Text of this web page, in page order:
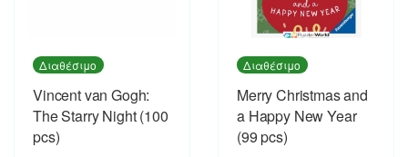
Διαθέσιμο
Vincent van Gogh:
The Starry Night (100
pcs)
Διαθέσιμο
Merry Christmas and
a Happy New Year
(99 pcs)